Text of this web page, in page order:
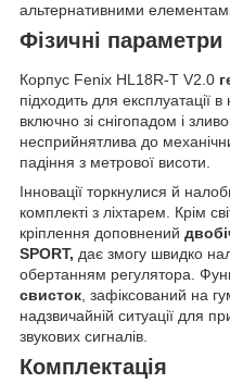
альтернативними
Фізичні параметри
Корпус Fenix HL18R-T V2.0
підходить для експлуатації
включно зі снігопадом і
несприйнятлива до
падіння з метрової висоти.
Інновації торкнулися й
комплекті з ліхтарем. Крім
кріплення доповнений
SPORT, дає змогу швидко
обертанням регулятора.
свисток , зафіксований на
надзвичайній ситуації для
звукових сигналів.
Комплектація